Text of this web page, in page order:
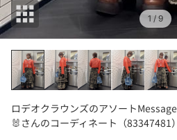
1 / 9
ロデオクラウンズのアソート
🐰さんのコーディネート（83347481）